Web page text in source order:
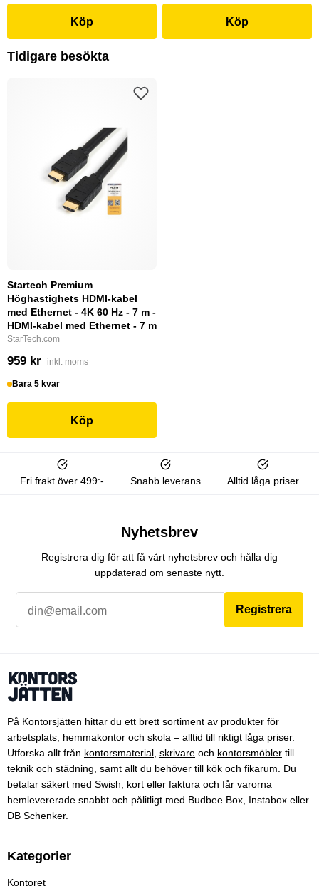
Köp Köp
Tidigare besökta
Startech Premium
Höghastighets HDMI-kabel
med Ethernet - 4K 60 Hz - 7 m -
HDMI-kabel med Ethernet - 7 m
StarTech.com
959 kr inkl. moms
Bara 5 kvar
Köp
Fri frakt över 499:- Snabb leverans Alltid låga priser
Nyhetsbrev
Registrera dig för att få vårt nyhetsbrev och hålla dig
uppdaterad om senaste nytt.
Registrera
På Kontorsjätten hittar du ett brett sortiment av produkter för
arbetsplats, hemmakontor och skola – alltid till riktigt låga priser.
Utforska allt från kontorsmaterial skrivare och kontorsmöbler till
teknik och städning , samt allt du behöver till kök och fikarum . Du
betalar säkert med Swish, kort eller faktura och får varorna
hemlevererade snabbt och pålitligt med Budbee Box, Instabox eller
DB Schenker.
Kategorier
Kontoret